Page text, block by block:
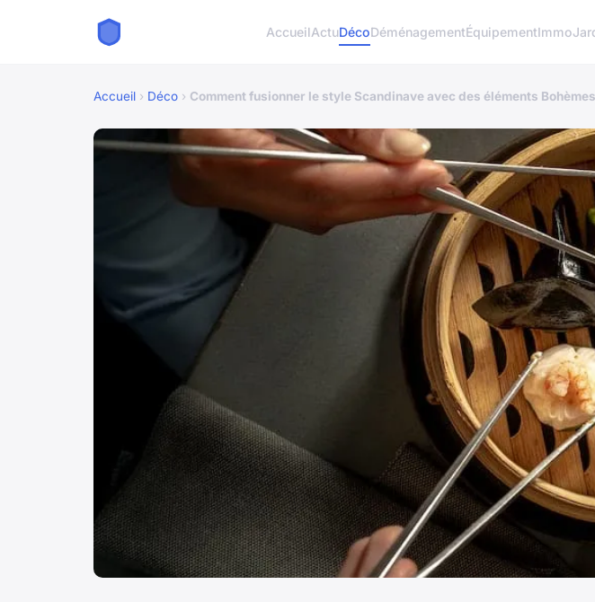
AccueilActuDécoDéménagementÉquipementImmo
Accueil › Déco › Comment fusionner le style Scandinave avec des éléments